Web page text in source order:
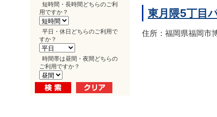
短時間・長時間どちらのご利
用ですか？
平日・休日どちらのご利用で
すか？
時間帯は昼間・夜間どちらの
ご利用ですか？
東月隈5丁目
住所：福岡県福岡市